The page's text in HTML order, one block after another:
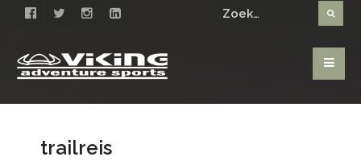
trailreis